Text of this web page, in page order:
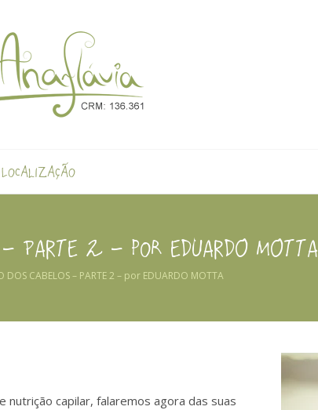
– PARTE 2 – por EDUARDO MOTTA
DOS CABELOS – PARTE 2 – por EDUARDO MOTTA
capilar, falaremos agora das suas